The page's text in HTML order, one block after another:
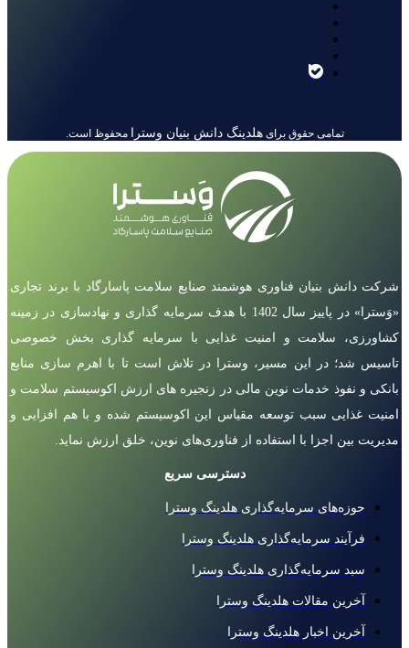
تمامی حقوق برایهلدینگ دانش بنیان وسترا محفوظ است.
شرکت دانش بنیان فناوری هوشمند صنایع سلامت پاسارگاد با برند تجاری
«وَسترا» در پاییز سال 1402 با هدف سرمایه گذاری و نهادسازی در زمینه
کشاورزی، سلامت و امنیت غذایی با سرمایه گذاری بخش خصوصی
تاسیس شد؛ در این مسیر، وسترا در تلاش است تا با اهرم سازی منابع
بانکی و نفوذ خدمات نوین مالی در زنجیره های ارزش اکوسیستم سلامت و
امنیت غذایی سبب توسعه مقیاس این اکوسیستم شده و با هم افزایی و
مدیریت بین اجزا با استفاده از فناوری‌های نوین، خلق ارزش نماید.
دسترسی سریع
حوزه‌های سرمایه‌گذاری هلدینگ وسترا
فرآیند سرمایه‌گذاری هلدینگ وسترا
سبد سرمایه‌گذاری هلدینگ وسترا
آخرین مقالات هلدینگ وسترا
آخرین اخبار هلدینگ وسترا